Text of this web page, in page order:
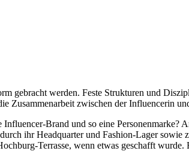
gebracht werden. Feste Strukturen und
Zusammenarbeit zwischen der Influencerin
Brand und so eine Personenmarke?
ihr Headquarter und Fashion-Lager sowie
Terrasse, wenn etwas geschafft